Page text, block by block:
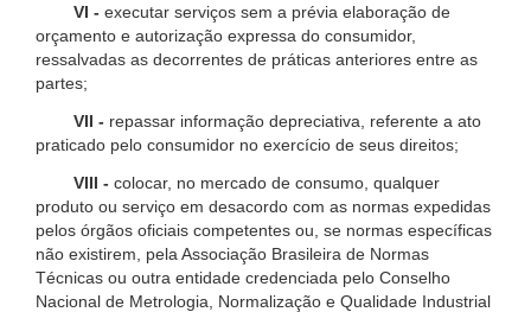
VI - executar serviços sem a prévia elaboração de
orçamento e autorização expressa do consumidor,
ressalvadas as decorrentes de práticas anteriores entre as
partes;
VII - repassar informação depreciativa, referente a ato
praticado pelo consumidor no exercício de seus direitos;
VIII - colocar, no mercado de consumo, qualquer
produto ou serviço em desacordo com as normas expedidas
pelos órgãos oficiais competentes ou, se normas específicas
não existirem, pela Associação Brasileira de Normas
Técnicas ou outra entidade credenciada pelo Conselho
Nacional de Metrologia, Normalização e Qualidade Industrial